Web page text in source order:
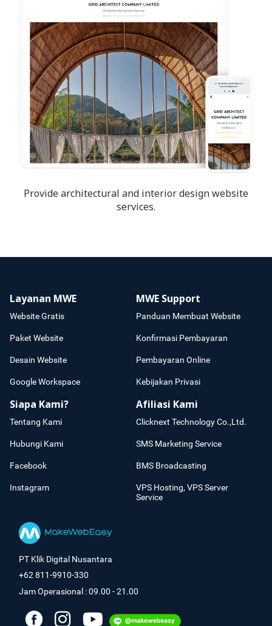
Provide architectural and interior design website
services.
Layanan MWE
Website Gratis
Paket Website
Desain Website
Google Workspace
MWE Support
Panduan Membuat Website
Konfirmasi Pembayaran
Pembayaran Online
Kebijakan Privasi
Siapa Kami?
Tentang Kami
Hubungi Kami
Facebook
Instagram
Afiliasi Kami
Clicknext Technology Co.,Ltd.
SMS Marketing Service
BMS Broadcasting
VPS Hosting, VPS Server
Service
PT Klik Digital Nusantara
+62 811-9910-330
Jam Operasional : 09.00 - 21.00